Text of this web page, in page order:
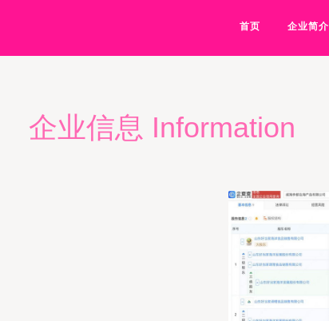
首页 企业简介
企业信息 Information